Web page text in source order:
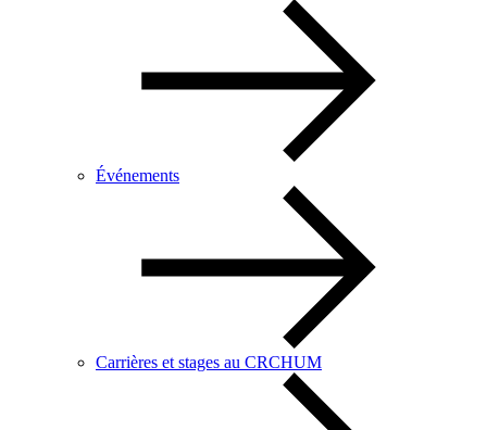
Événements
Carrières et stages au CRCHUM